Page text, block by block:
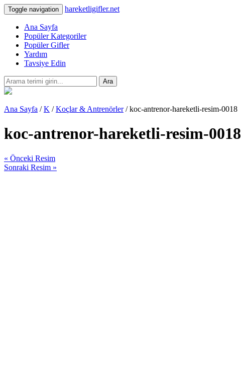
Toggle navigation hareketligifler.net
Ana Sayfa
Popüler Kategoriler
Popüler Gifler
Yardım
Tavsiye Edin
Ara
Ana Sayfa /K /Koçlar & Antrenörler/ koc-antrenor-hareketli-resim-0018
koc-antrenor-hareketli-resim-0018
« Önceki Resim
Sonraki Resim »